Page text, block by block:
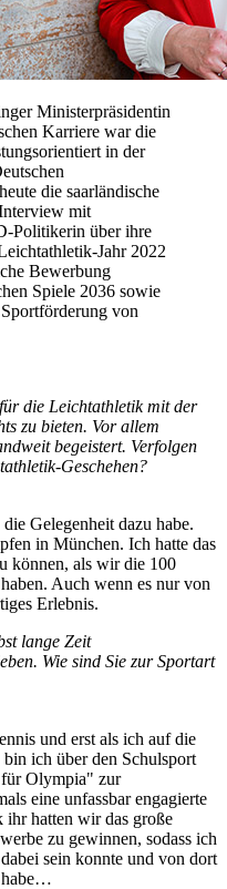
Ministerpräsidentin
Karriere war die
in der
die saarländische
mit
Politikerin über ihre
Jahr 2022
Bewerbung
Spiele 2036 sowie
von
die Leichtathletik mit der
zu bieten. Vor allem
begeistert. Verfolgen
Geschehen?
Gelegenheit dazu habe.
in München. Ich hatte das
können, als wir die 100
Auch wenn es nur von
Erlebnis.
lange Zeit
Wie sind Sie zur Sportart
und erst als ich auf die
ich über den Schulsport
für Olympia" zur
eine unfassbar engagierte
ihr hatten wir das große
zu gewinnen, sodass ich
sein konnte und von dort
habe…